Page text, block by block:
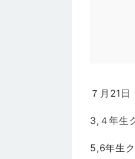
７月21
3,４年生
5,6年生